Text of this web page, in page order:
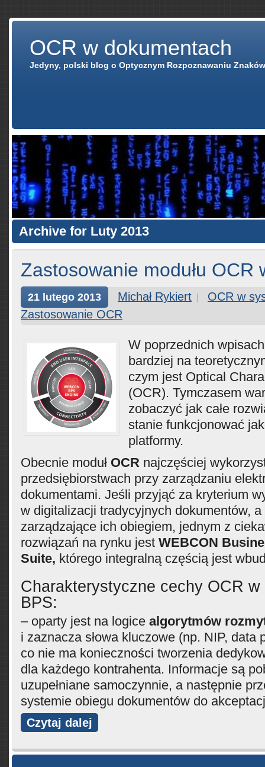
OCR w dokumentach
Jedyny, polski blog o Optycznym Rozpoznawaniu
Archive for Luty 2013
Zastosowanie modułu OCR
21 lutego 2013 Michał Rykiert
OCR w
Zastosowanie OCR
W poprzednich
bardziej na
czym jest Optical
(OCR). Tymczasem
zobaczyć jak całe
stanie funkcjonować
platformy.
Obecnie moduł OCR najczęściej
przedsiębiorstwach przy zarządzaniu
dokumentami. Jeśli przyjąć za kryterium
w digitalizacji tradycyjnych dokumentów,
zarządzające ich obiegiem, jednym z
rozwiązań na rynku jest WEBCON
Suite, którego integralną częścią jest
Charakterystyczne cechy OCR w
BPS:
– oparty jest na logice algorytmów
i zaznacza słowa kluczowe (np. NIP, data
co nie ma konieczności tworzenia
dla każdego kontrahenta. Informacje są
uzupełniane samoczynnie, a następnie
systemie obiegu dokumentów do
Czytaj dalej